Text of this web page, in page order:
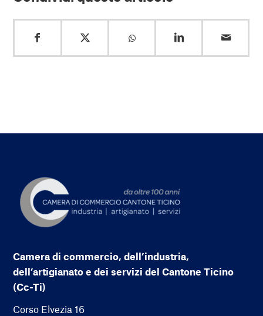
Camera di commercio, dell’industria,
dell’artigianato e dei servizi del Cantone Ticino
(Cc-Ti)
Corso Elvezia 16